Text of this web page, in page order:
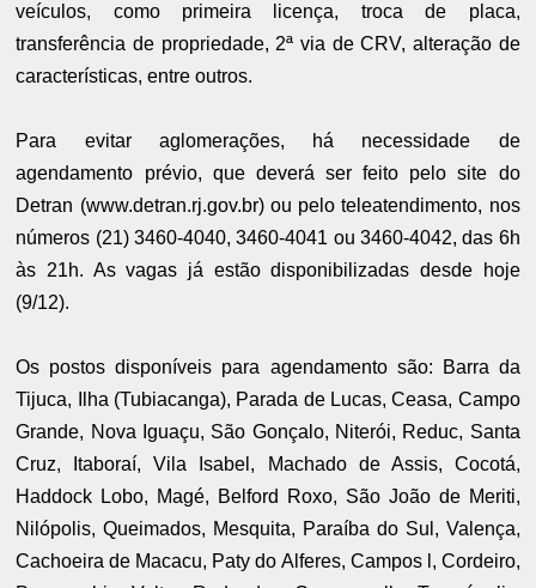
veículos, como primeira licença, troca de placa,
transferência de propriedade, 2ª via de CRV, alteração de
características, entre outros.
Para evitar aglomerações, há necessidade de
agendamento prévio, que deverá ser feito pelo site do
Detran (www.detran.rj.gov.br) ou pelo teleatendimento, nos
números (21) 3460-4040, 3460-4041 ou 3460-4042, das 6h
às 21h. As vagas já estão disponibilizadas desde hoje
(9/12).
Os postos disponíveis para agendamento são: Barra da
Tijuca, Ilha (Tubiacanga), Parada de Lucas, Ceasa, Campo
Grande, Nova Iguaçu, São Gonçalo, Niterói, Reduc, Santa
Cruz, Itaboraí, Vila Isabel, Machado de Assis, Cocotá,
Haddock Lobo, Magé, Belford Roxo, São João de Meriti,
Nilópolis, Queimados, Mesquita, Paraíba do Sul, Valença,
Cachoeira de Macacu, Paty do Alferes, Campos l, Cordeiro,